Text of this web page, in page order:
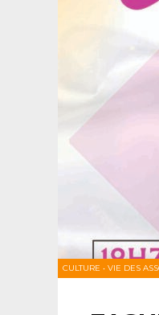
CULTURE • VIE DES